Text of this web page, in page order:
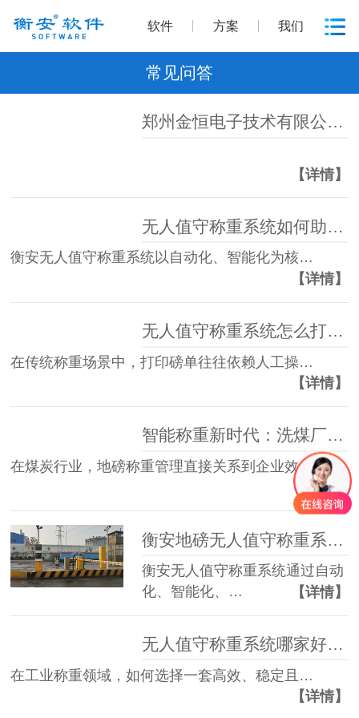
软件 方案 我们
常见问答
郑州金恒电子技术有限公司商标证书展示
【详情】
衡安无人值守称重系统以自动化、智能化为核…
【详情】
无人值守称重系统怎么打印磅单？衡安称重系统全自动化流程，一键操作高效无忧
在传统称重场景中，打印磅单往往依赖人工操…
【详情】
智能称重新时代：洗煤厂地磅管理如何提效防漏洞？
在煤炭行业，地磅称重管理直接关系到企业效…
【详情】
衡安无人值守称重系统通过自动
化、智能化、…
【详情】
无人值守称重系统哪家好？看过衡安无人值守称重系统再说！
在工业称重领域，如何选择一套高效、稳定且…
【详情】